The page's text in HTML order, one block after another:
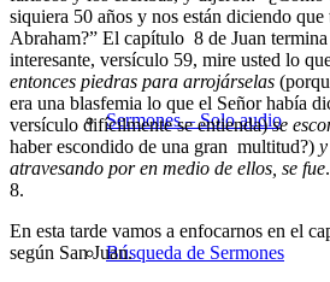
Sermones – Solo audio
Búsqueda de Sermones
siquiera 50 años y nos están diciendo que
Abraham?” El capítulo 8 de Juan
interesante, versículo 59, mire usted lo
entonces piedras para arrojárselas
era una blasfemia lo que el Señor había
versículo difícilmente se entienda)se
haber escondido de una gran multitud?)
atravesando por en medio de ellos, se fue
8.
En esta tarde vamos a enfocarnos en el
según San Juan.